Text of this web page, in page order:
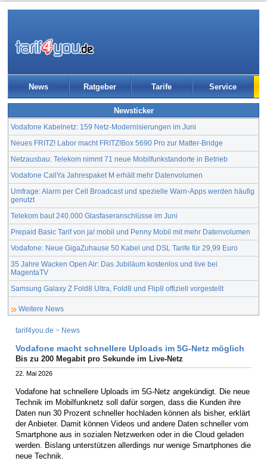
News Ratgeber Tarife Service
Newsticker
Vodafone Kabelnetz: 159 Netz-Modernisierungen im Juni
Neues FRITZ! Labor macht FRITZ!Box 5690 Pro zur Matter-Bridge
Netzausbau: Telekom nimmt 71 neue Mobilfunkstandorte in Betrieb
Vodafone CallYa Jahrespaket M erhält mehr Datenvolumen
Umfrage: Alarm per Cell Broadcast und spezielle Warn-Apps werden häufig
genutzt
Telekom baut 240.000 Glasfaseranschlüsse im Juni
Prepaid Basic Tarif von ja! mobil und Penny Mobil mit mehr Datenvolumen
Vodafone: Neue GigaZuhause 50 Kabel und DSL Tarife für 29,99 Euro
35 Jahre Wacken Open Air: Das Jubiläum kostenlos und live bei
MagentaTV
Samsung Galaxy Z Fold8 Ultra, Fold8 und Flip8 offiziell vorgestellt
Weitere News
tarif4you.de > News
Vodafone macht schnellere Uploads im 5G-Netz möglich
Bis zu 200 Megabit pro Sekunde im Live-Netz
22. Mai 2026
Vodafone hat schnellere Uploads im 5G-Netz angekündigt. Die neue
Technik im Mobilfunknetz soll dafür sorgen, dass die Kunden ihre
Daten nun 30 Prozent schneller hochladen können als bisher, erklärt
der Anbieter. Damit können Videos und andere Daten schneller vom
Smartphone aus in sozialen Netzwerken oder in die Cloud geladen
werden. Bislang unterstützen allerdings nur wenige Smartphones die
neue Technik.